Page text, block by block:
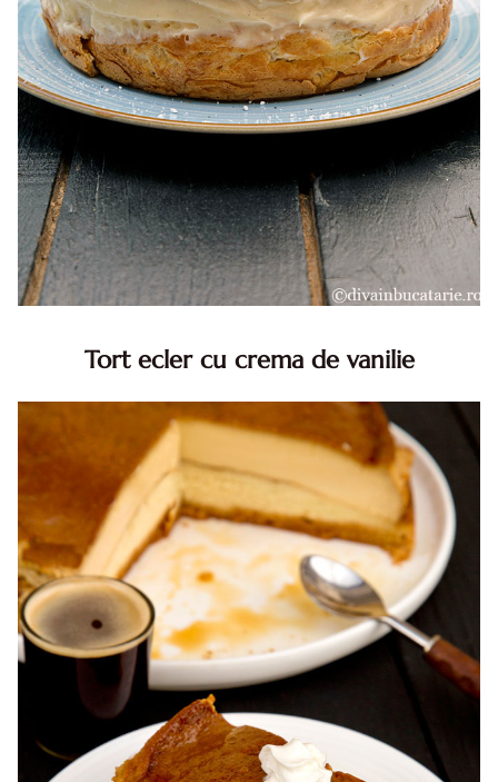
Tort ecler cu crema de vanilie
Reteta tort ecler. Tort ecler cu crema vanilie. Reteta
Karpatka